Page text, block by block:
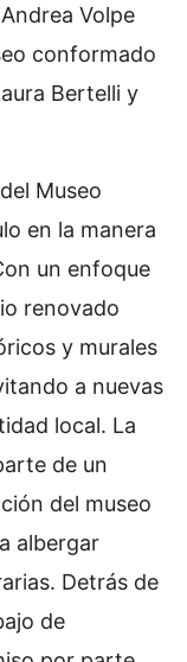
Volpe
conformado
Bertelli y
Museo
en la manera
un enfoque
renovado
y murales
a nuevas
local. La
de un
del museo
albergar
Detrás de
de